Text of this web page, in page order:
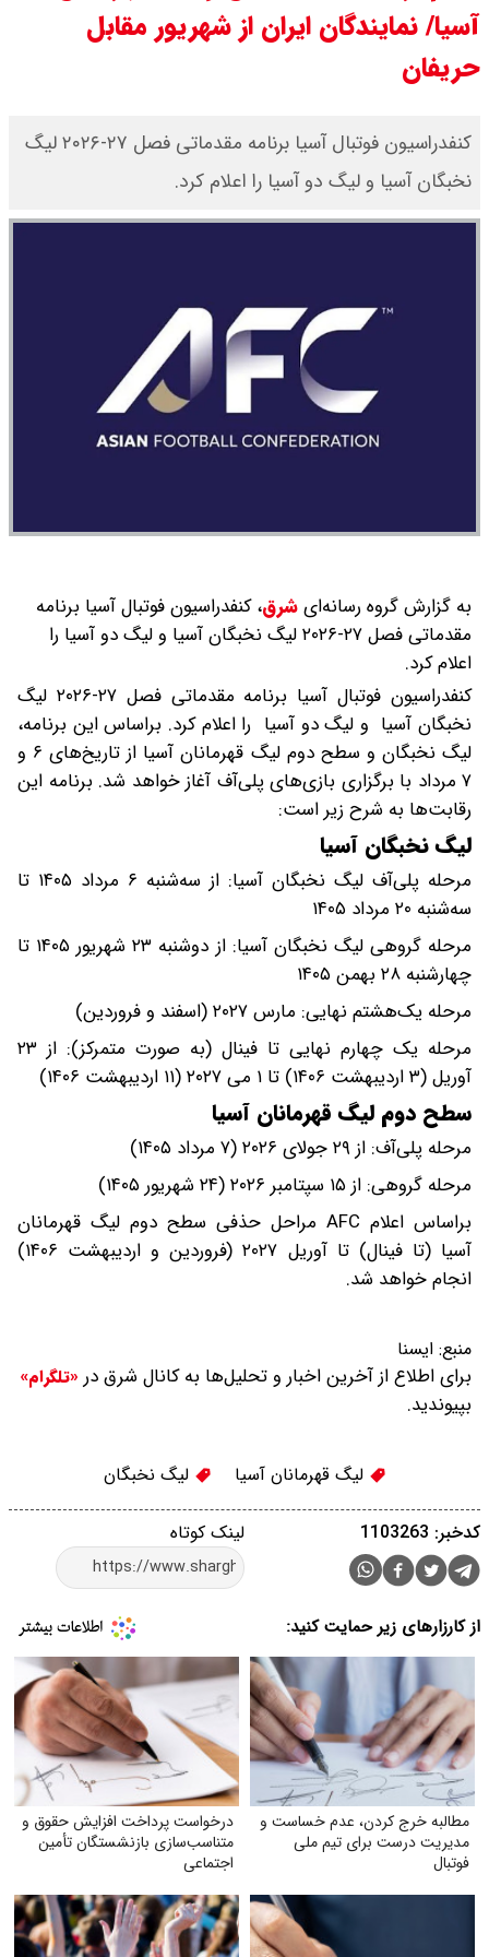
مرداد ۱۴۰۵ اعلام شد/ افزایش قیمت
قیمت طلا ۱۸ عیار امروز دوشنبه ۱۹
مرداد ۱۴۰۵ اعلام شد/ طلا دوباره اوج
است + عکس و ویدئو
آسیا/ نمایندگان ایران از شهریور مقابل
حریفان
کنفدراسیون فوتبال آسیا برنامه مقدماتی فصل ۲۷-۲۰۲۶ لیگ
نخبگان آسیا و لیگ دو آسیا را اعلام کرد.
به گزارش گروه رسانه‌ایشرق،کنفدراسیون فوتبال آسیا برنامه
مقدماتی فصل ۲۷-۲۰۲۶ لیگ نخبگان آسیا و لیگ دو آسیا را
اعلام کرد.
کنفدراسیون فوتبال آسیا برنامه مقدماتی فصل ۲۷-۲۰۲۶ لیگ
نخبگان آسیا و لیگ دو آسیا را اعلام کرد. براساس این برنامه،
لیگ نخبگان و سطح دوم لیگ قهرمانان آسیا از تاریخ‌های ۶ و
۷ مرداد با برگزاری بازی‌های پلی‌آف آغاز خواهد شد. برنامه این
رقابت‌ها به شرح زیر است:
لیگ نخبگان آسیا
مرحله پلی‌آف لیگ نخبگان آسیا: از سه‌شنبه ۶ مرداد ۱۴۰۵ تا
سه‌شنبه ۲۰ مرداد ۱۴۰۵
مرحله گروهی لیگ نخبگان آسیا: از دوشنبه ۲۳ شهریور ۱۴۰۵ تا
چهارشنبه ۲۸ بهمن ۱۴۰۵
مرحله یک‌هشتم نهایی: مارس ۲۰۲۷ (اسفند و فروردین)
مرحله یک چهارم نهایی تا فینال (به صورت متمرکز): از ۲۳
آوریل (۳ اردیبهشت ۱۴۰۶) تا ۱ می ۲۰۲۷ (۱۱ اردیبهشت ۱۴۰۶)
سطح دوم لیگ قهرمانان آسیا
مرحله پلی‌آف: از ۲۹ جولای ۲۰۲۶ (۷ مرداد ۱۴۰۵)
مرحله گروهی: از ۱۵ سپتامبر ۲۰۲۶ (۲۴ شهریور ۱۴۰۵)
براساس اعلام AFC مراحل حذفی سطح دوم لیگ قهرمانان
آسیا (تا فینال) تا آوریل ۲۰۲۷ (فروردین و اردیبهشت ۱۴۰۶)
انجام خواهد شد.
منبع: ایسنا
برای اطلاع از آخرین اخبار و تحلیل‌ها به کانال شرق در «تلگرام»
بپیوندید.
لیگ قهرمانان آسیا لیگ نخبگان
لینک کوتاه کدخبر: 1103263
از کارزارهای زیر حمایت کنید:
مطالبه خرج کردن، عدم خساست و
مدیریت درست برای تیم ملی
فوتبال
درخواست پرداخت افزایش حقوق و
متناسب‌سازی بازنشستگان تأمین
اجتماعی